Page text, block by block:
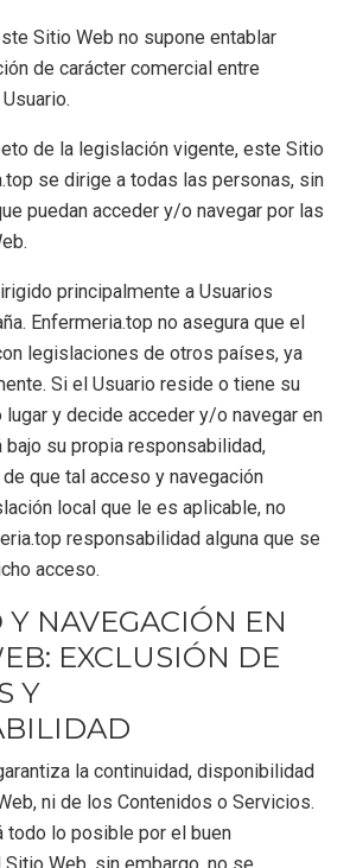
Sitio Web no supone entablar
de carácter comercial entre
de la legislación vigente, este Sitio
se dirige a todas las personas, sin
puedan acceder y/o navegar por las
principalmente a Usuarios
Enfermeria.top no asegura que el
legislaciones de otros países, ya
Si el Usuario reside o tiene su
y decide acceder y/o navegar en
bajo su propia responsabilidad,
que tal acceso y navegación
local que le es aplicable, no
responsabilidad alguna que se
acceso.
Y NAVEGACIÓN EN
EXCLUSIÓN DE
Y
la continuidad, disponibilidad
ni de los Contenidos o Servicios.
todo lo posible por el buen